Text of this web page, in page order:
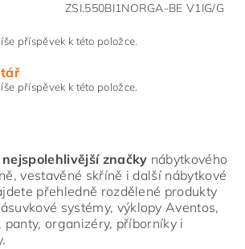
ZSI.550BI1NORGA-BE V1IG/G
příspěvek k této položce.
příspěvek k této položce.
nejspolehlivější značky nábytkového
vestavěné skříně i další nábytkové
přehledně rozdělené produkty
systémy, výklopy Aventos,
panty, organizéry, příborníky i